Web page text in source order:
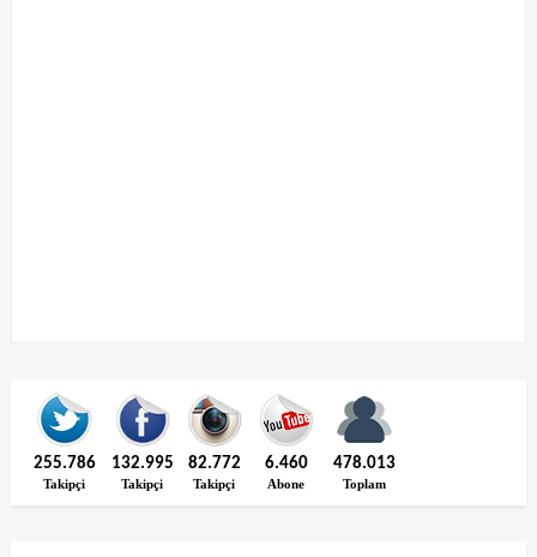
255.786
Takipçi
132.995
Takipçi
82.772
Takipçi
6.460
Abone
478.013
Toplam